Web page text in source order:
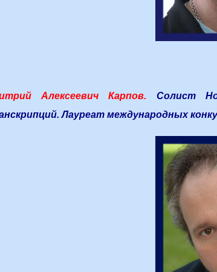
Алексеевич Карпов. Солист
Лауреат международных